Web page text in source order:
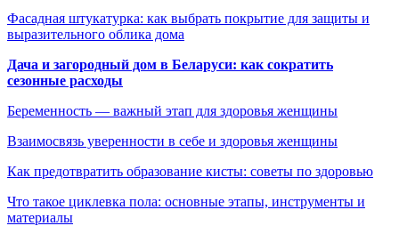
Фасадная штукатурка: как выбрать покрытие для защиты и
выразительного облика дома
Дача и загородный дом в Беларуси: как сократить
сезонные расходы
Беременность — важный этап для здоровья женщины
Взаимосвязь уверенности в себе и здоровья женщины
Как предотвратить образование кисты: советы по здоровью
Что такое циклевка пола: основные этапы, инструменты и
материалы